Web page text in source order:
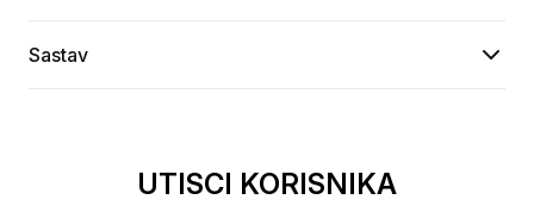
Sastav
UTISCI KORISNIKA